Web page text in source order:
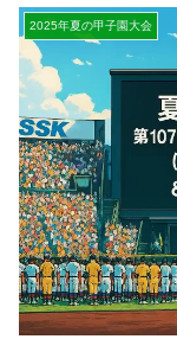
2025年夏の甲子園大会